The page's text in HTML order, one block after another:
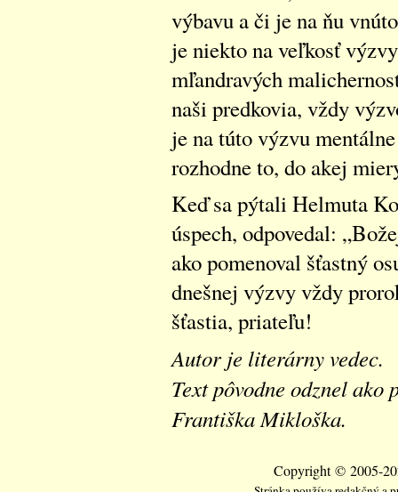
výbavu a či je na ňu
je niekto na veľkosť
mľandravých
naši predkovia, vždy
je na túto výzvu
rozhodne to, do akej
Keď sa pýtali Helmuta
úspech, odpovedal:
ako pomenoval šťastný
dnešnej výzvy vždy
šťastia, priateľu!
Autor je literárny vedec.
Text pôvodne odznel
Františka Mikloška.
Copyright © 2005-